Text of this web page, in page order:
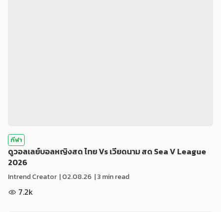
กีฬา
ดูวอลเลย์บอลหญิงสด ไทย Vs เวียดนาม สด Sea V League
2026
Intrend Creator |02.08.26 | 3 min read
7.2k